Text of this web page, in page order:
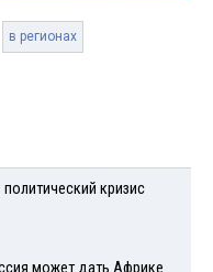
в регионах
политический кризис